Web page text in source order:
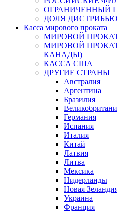
ОГРАНИЧЕННЫЙ
ДОЛЯ
Касса мирового проката
МИРОВОЙ
МИРОВОЙ
КАНАДЫ)
КАССА США
ДРУГИЕ СТРАНЫ
Австралия
Аргентина
Бразилия
Германия
Испания
Италия
Китай
Латвия
Литва
Мексика
Нидерланды
Новая
Украина
Франция